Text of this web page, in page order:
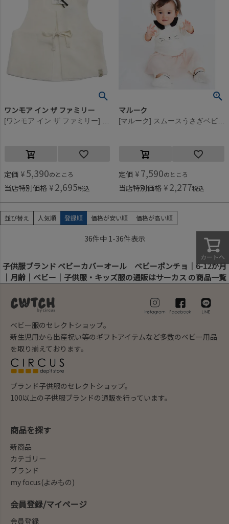
ワンモア イン ザ ファミリー
[ワンモア イン ザ ファミリー] MARINETTE(ベスト) エクリュ(101)
定価 ¥ 5,390のところ
当店特別価格 ¥ 2,695税込
マルーク
[マルーク] スムースうさぎベビーセット シロ(1)
定価 ¥ 7,590のところ
当店特別価格 ¥ 2,277税込
並び替え 人気順 登録順 価格が安い順 価格が高い順
36件中 1-36件表示
子供服ブランド ベビーカバーオール ベビーポンチョ｜6-12か月
｜月齢｜ベビー｜子供服・キッズ服の通販はサーカス の商品一覧
カートへ
ベビー服のセレクトショップ。
新生児用から出産祝い等のギフトアイテムなど多数のベビー用品
を取り揃えております。
ブランド子供服のセレクトショップ。
100以上の子供服ブランドの通販を行っています。
商品を探す
新商品
カテゴリー
ブランド
my focus(よみもの)
会員登録/マイページ
会員登録